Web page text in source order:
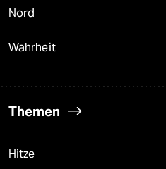
Nord
Wahrheit
Themen
Hitze